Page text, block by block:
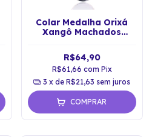
Colar Medalha Orixá
Xangô Machados
R$64,90
R$61,66 com Pix
3 x deR$21,63 sem juros
COMPRAR